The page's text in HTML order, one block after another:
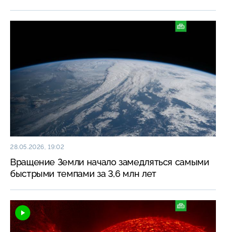
28.05.2026, 19:02
Вращение Земли начало замедляться самыми
быстрыми темпами за 3,6 млн лет